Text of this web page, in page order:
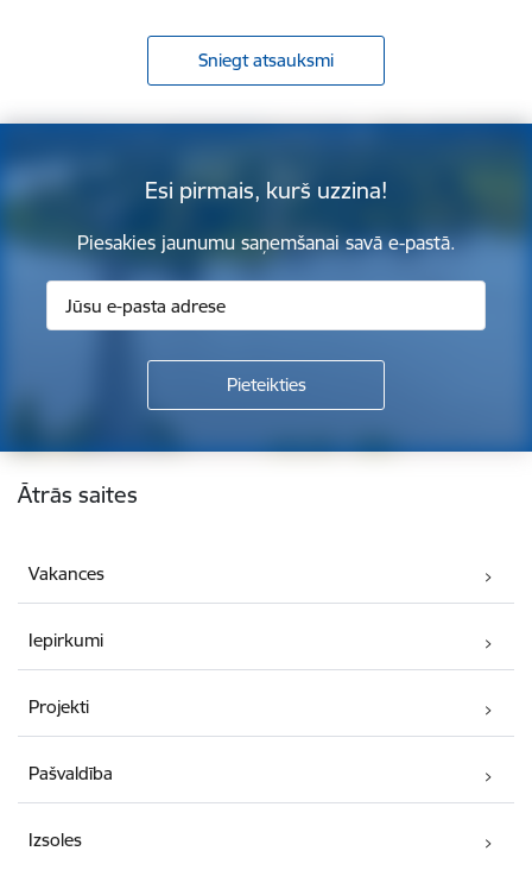
Sniegt atsauksmi
Esi pirmais, kurš uzzina!
Piesakies jaunumu saņemšanai savā e-pastā.
Kājene
Ātrās saites
Vakances
Iepirkumi
Projekti
Pašvaldība
Izsoles